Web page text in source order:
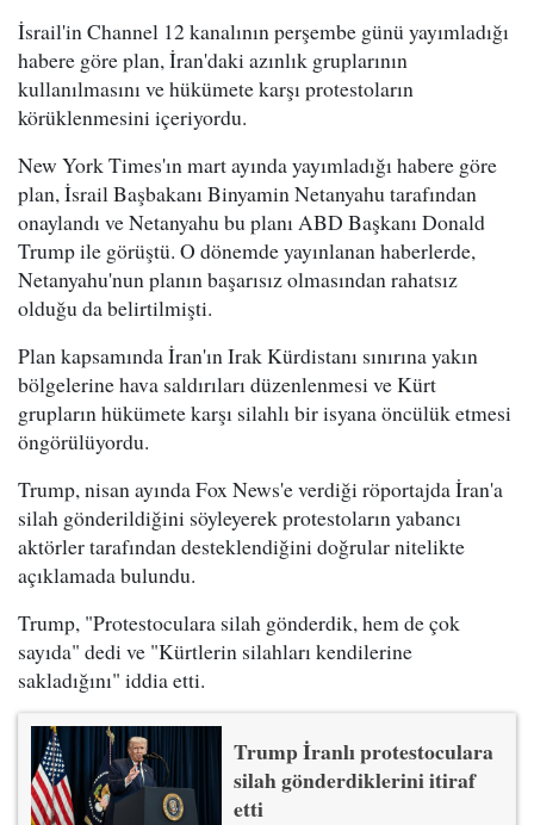
İsrail'in Channel 12 kanalının perşembe günü yayımladığı
habere göre plan, İran'daki azınlık gruplarının
kullanılmasını ve hükümete karşı protestoların
körüklenmesini içeriyordu.
New York Times'ın mart ayında yayımladığı habere göre
plan, İsrail Başbakanı Binyamin Netanyahu tarafından
onaylandı ve Netanyahu bu planı ABD Başkanı Donald
Trump ile görüştü. O dönemde yayınlanan haberlerde,
Netanyahu'nun planın başarısız olmasından rahatsız
olduğu da belirtilmişti.
Plan kapsamında İran'ın Irak Kürdistanı sınırına yakın
bölgelerine hava saldırıları düzenlenmesi ve Kürt
grupların hükümete karşı silahlı bir isyana öncülük etmesi
öngörülüyordu.
Trump, nisan ayında Fox News'e verdiği röportajda İran'a
silah gönderildiğini söyleyerek protestoların yabancı
aktörler tarafından desteklendiğini doğrular nitelikte
açıklamada bulundu.
Trump, "Protestoculara silah gönderdik, hem de çok
sayıda" dedi ve "Kürtlerin silahları kendilerine
sakladığını" iddia etti.
Trump İranlı protestoculara
silah gönderdiklerini itiraf
etti